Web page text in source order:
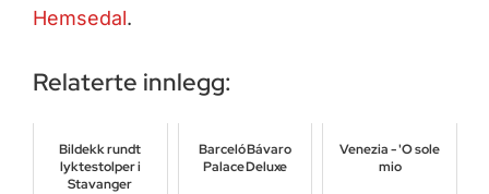
Hemsedal.
Relaterte innlegg:
Bildekk rundt
lyktestolper i
Stavanger
Barceló Bávaro
Palace Deluxe
Venezia - 'O sole
mio